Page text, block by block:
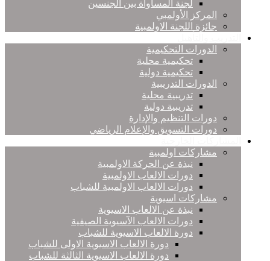
لجنة المساواة بين الجنسين
المركز الأولمبي
جائزة اللجنة الاولمبية
الدورات التحكيمية
تحكيمية محلية
تحكيمية دولية
الدورات التدريبية
تدريبية محلية
تدريبية دولية
دورات التنظيم والإدارة
دورات التسويق والإعلام الرياضي
مشاركات اولمبية
نبذة عن الحركة الاولمبية
دورات الالعاب الاولمبية
دورات الالعاب الاولمبية للشباب
مشاركات اسيوية
نبذة عن الالعاب الاسيوية
دورات الالعاب الآسيوية الصيفية
دورة الالعاب الاسيوية للشباب
دورة الالعاب الاسيوية الاولى للشباب
دورة الالعاب الاسيوية الثالثة للشباب